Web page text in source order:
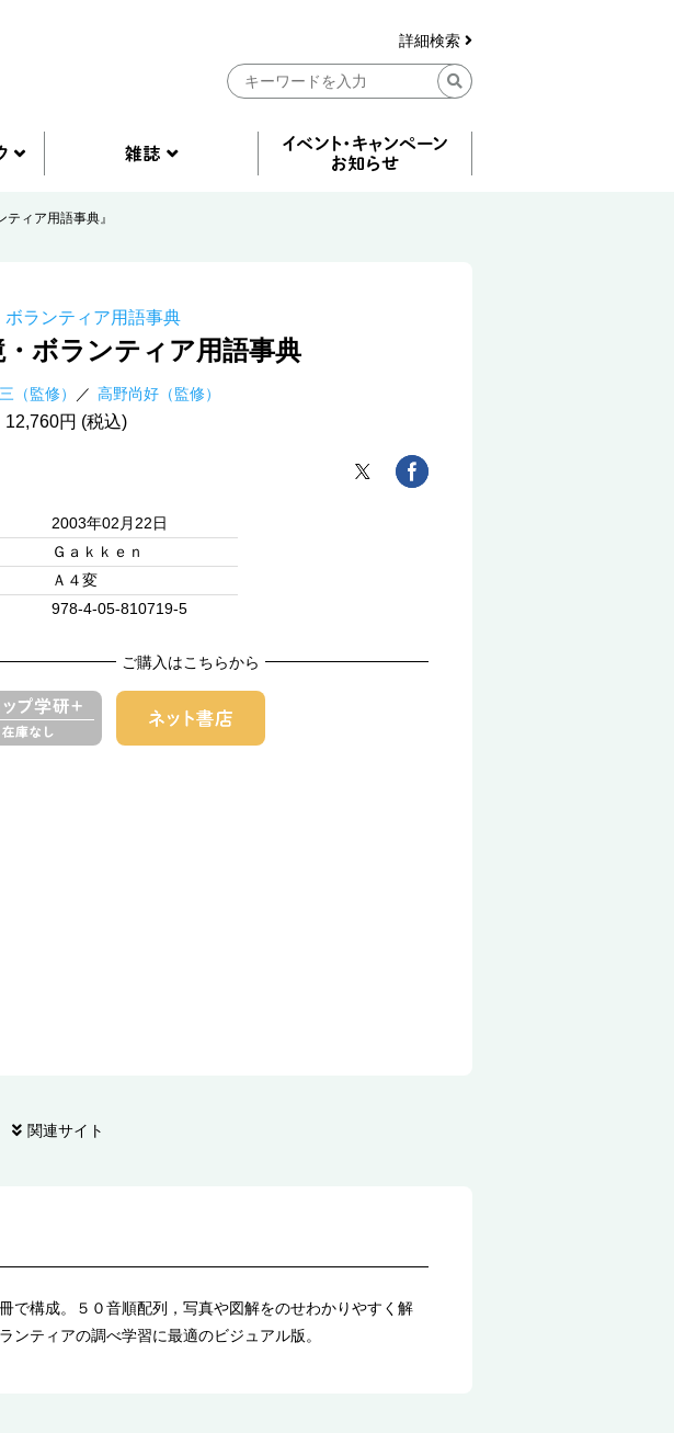
詳細検索
ィア用語事典』
ボランティア用語事典
・ボランティア用語事典
（監修） 高野尚好（監修）
円 (税込)
2003年02月22日
Ｇａｋｋｅｎ
Ａ４変
978-4-05-810719-5
ご購入はこちらから
関連サイト
で構成。５０音順配列，写真や図解をのせわかりやすく解
ティアの調べ学習に最適のビジュアル版。